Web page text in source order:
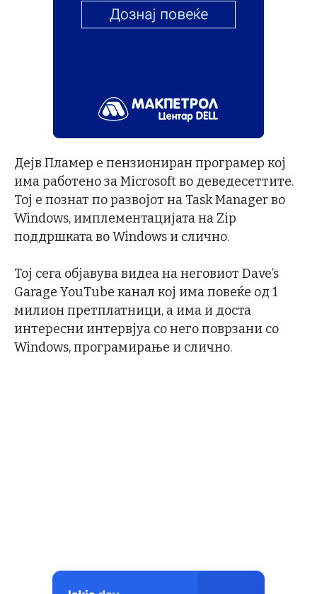
Дејв Пламер е пензиониран програмер кој
има работено за Microsoft во деведесеттите.
Тој е познат по развојот на Task Manager во
Windows, имплементацијата на Zip
поддршката во Windows и слично.
Тој сега објавува видеа на неговиот Dave’s
Garage YouTube канал кој има повеќе од 1
милион претплатници, а има и доста
интересни интервјуа со него поврзани со
Windows, програмирање и слично.